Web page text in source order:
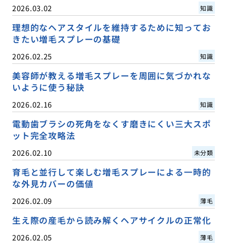
2026.03.02 知識
理想的なヘアスタイルを維持するために知ってお
きたい増毛スプレーの基礎
2026.02.25 知識
美容師が教える増毛スプレーを周囲に気づかれな
いように使う秘訣
2026.02.16 知識
電動歯ブラシの死角をなくす磨きにくい三大スポ
ット完全攻略法
2026.02.10 未分類
育毛と並行して楽しむ増毛スプレーによる一時的
な外見カバーの価値
2026.02.09 薄毛
生え際の産毛から読み解くヘアサイクルの正常化
2026.02.05 薄毛